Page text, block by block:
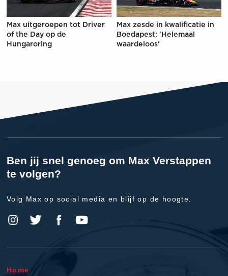
Max uitgeroepen tot Driver
of the Day op de
Hungaroring
Max zesde in kwalificatie in
Boedapest: 'Helemaal
waardeloos'
Ben jij snel genoeg om Max Verstappen
te volgen?
Volg Max op social media en blijf op de hoogte.
Home